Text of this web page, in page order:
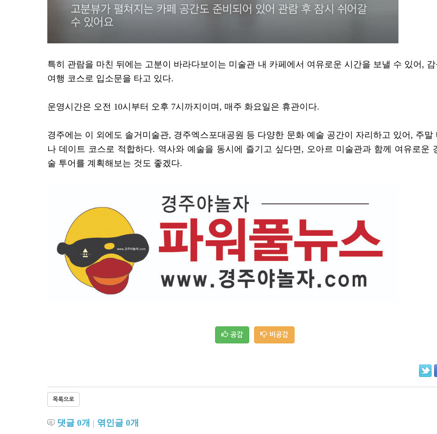
특히 관람을 마친 뒤에는 고분이 바라다보이는 미술관 내 카페에서 여유로운 시간을 보낼 수 있어,
여행 코스로 입소문을 타고 있다.
운영시간은 오전 10시부터 오후 7시까지이며, 매주 화요일은 휴관이다.
경주에는 이 외에도 솔거미술관, 경주엑스포대공원 등 다양한 문화 예술 공간이 자리하고 있어, 주말
나 데이트 코스로 적합하다. 역사와 예술을 동시에 즐기고 싶다면, 오아르 미술관과 함께 여유로운
술 투어를 계획해보는 것도 좋겠다.
공감 비공감
목록으로
댓글 0개 | 엮인글 0개